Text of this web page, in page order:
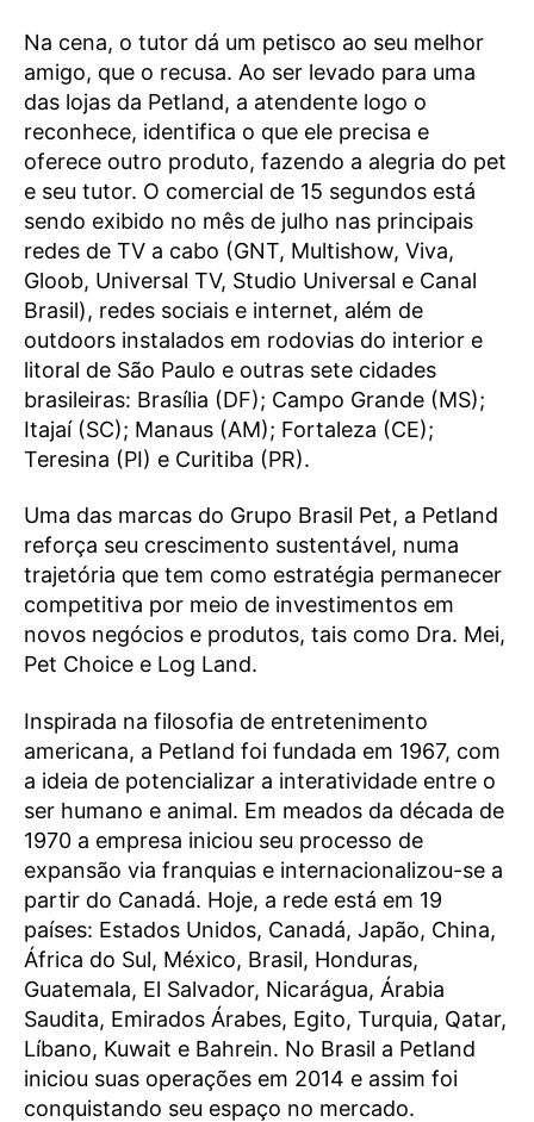
Na cena, o tutor dá um petisco ao seu melhor
amigo, que o recusa. Ao ser levado para uma
das lojas da Petland, a atendente logo o
reconhece, identifica o que ele precisa e
oferece outro produto, fazendo a alegria do pet
e seu tutor. O comercial de 15 segundos está
sendo exibido no mês de julho nas principais
redes de TV a cabo (GNT, Multishow, Viva,
Gloob, Universal TV, Studio Universal e Canal
Brasil), redes sociais e internet, além de
outdoors instalados em rodovias do interior e
litoral de São Paulo e outras sete cidades
brasileiras: Brasília (DF); Campo Grande (MS);
Itajaí (SC); Manaus (AM); Fortaleza (CE);
Teresina (PI) e Curitiba (PR).
Uma das marcas do Grupo Brasil Pet, a Petland
reforça seu crescimento sustentável, numa
trajetória que tem como estratégia permanecer
competitiva por meio de investimentos em
novos negócios e produtos, tais como Dra. Mei,
Pet Choice e Log Land.
Inspirada na filosofia de entretenimento
americana, a Petland foi fundada em 1967, com
a ideia de potencializar a interatividade entre o
ser humano e animal. Em meados da década de
1970 a empresa iniciou seu processo de
expansão via franquias e internacionalizou-se a
partir do Canadá. Hoje, a rede está em 19
países: Estados Unidos, Canadá, Japão, China,
África do Sul, México, Brasil, Honduras,
Guatemala, El Salvador, Nicarágua, Árabia
Saudita, Emirados Árabes, Egito, Turquia, Qatar,
Líbano, Kuwait e Bahrein. No Brasil a Petland
iniciou suas operações em 2014 e assim foi
conquistando seu espaço no mercado.